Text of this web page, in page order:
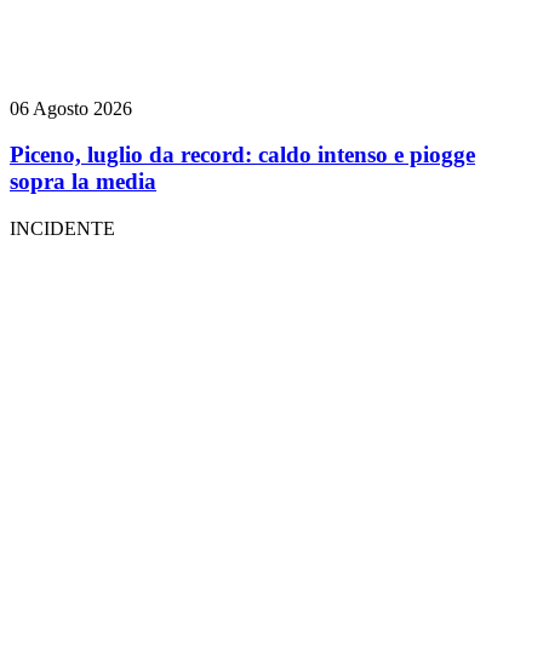
06 Agosto 2026
Piceno, luglio da record: caldo intenso e piogge
sopra la media
INCIDENTE